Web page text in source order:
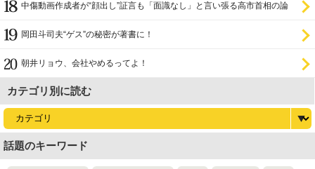
中傷動画作成者が“顔出し”証言も「面識なし」と言い張る高市首相の論
岡田斗司夫“ゲス”の秘密が著書に！
朝井リョウ、会社やめるってよ！
カテゴリ別に読む
話題のキーワード